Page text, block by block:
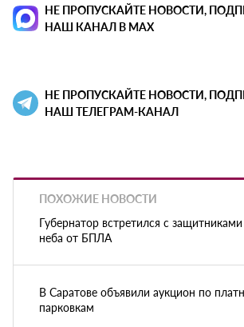
НЕ ПРОПУСКАЙТЕ НОВОСТИ,
НАШ КАНАЛ В MAX
НЕ ПРОПУСКАЙТЕ НОВОСТИ,
НАШ ТЕЛЕГРАМ-КАНАЛ
ПОХОЖИЕ НОВОСТИ
Губернатор встретился с
неба от БПЛА
В Саратове объявили аукцион по
парковкам